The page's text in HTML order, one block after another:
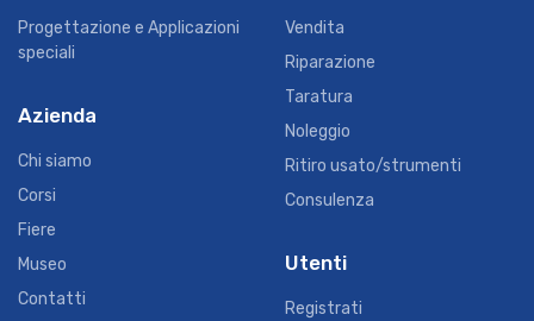
Progettazione e Applicazioni
speciali
Azienda
Chi siamo
Corsi
Fiere
Museo
Contatti
Vendita
Riparazione
Taratura
Noleggio
Ritiro usato/strumenti
Consulenza
Utenti
Registrati